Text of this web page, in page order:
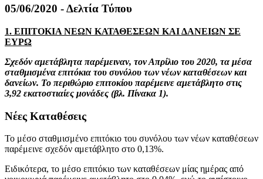
05/06/2020 - Δελτία Τύπου
1. ΕΠΙΤΟΚΙΑ ΝΕΩΝ ΚΑΤΑΘΕΣΕΩΝ ΚΑΙ ΔΑΝΕΙΩΝ ΣΕ
ΕΥΡΩ
Σχεδόν αμετάβλητα παρέμειναν, τον Απρίλιο του 2020, τα μέσα
σταθμισμένα επιτόκια του συνόλου των νέων καταθέσεων και
δανείων. Το περιθώριο επιτοκίου παρέμεινε αμετάβλητο στις
3,92 εκατοστιαίες μονάδες (βλ. Πίνακα 1).
Νέες Καταθέσεις
Το μέσο σταθμισμένο επιτόκιο του συνόλου των νέων καταθέσεων
παρέμεινε σχεδόν αμετάβλητο στο 0,13%.
Ειδικότερα, το μέσο επιτόκιο των καταθέσεων μίας ημέρας από